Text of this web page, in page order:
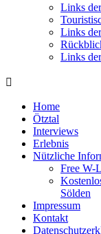
Links
Links
Links
Home
Ötztal
Interviews
Erlebnis
Nützliche
Free W-
Sölden
Impressum
Kontakt